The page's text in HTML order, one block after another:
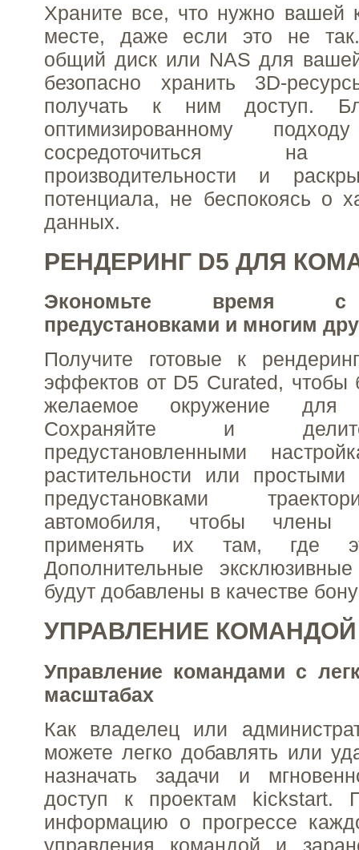
Храните все, что нужно вашей
месте, даже если это не так.
общий диск или NAS для
безопасно хранить 3D-
получать к ним доступ.
оптимизированному
сосредоточиться на
производительности и
потенциала, не беспокоясь о
данных.
РЕНДЕРИНГ D5 ДЛЯ
Экономьте время с
предустановками и многим
Получите готовые к
эффектов от D5 Curated, чтобы
желаемое окружение
Сохраняйте и
предустановленными
растительности или простыми
предустановками
автомобиля, чтобы члены
применять их там, где
Дополнительные
будут добавлены в качестве
УПРАВЛЕНИЕ КОМАНДОЙ
Управление командами с
масштабах
Как владелец или
можете легко добавлять или
назначать задачи и
доступ к проектам kickstart.
информацию о прогрессе
управления командой и